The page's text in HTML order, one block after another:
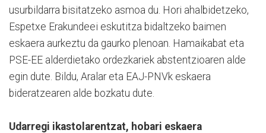
usurbildarra bisitatzeko asmoa du. Hori ahalbidetzeko,
Espetxe Erakundeei eskutitza bidaltzeko baimen
eskaera aurkeztu da gaurko plenoan. Hamaikabat eta
PSE-EE alderdietako ordezkariek abstentzioaren alde
egin dute. Bildu, Aralar eta EAJ-PNVk eskaera
bideratzearen alde bozkatu dute.
Udarregi ikastolarentzat, hobari eskaera